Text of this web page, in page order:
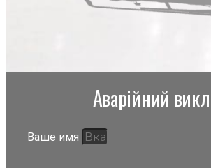
Аварійний
Ваше имя